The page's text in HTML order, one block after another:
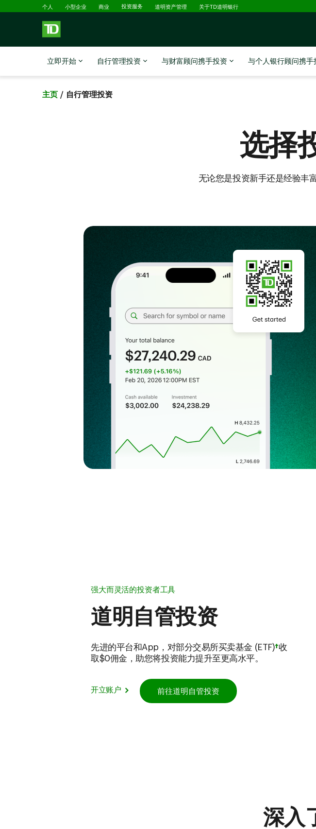
跳转到主要内容
个人 小型企业 商业 投资服务 已选择道明资产管理 关于TD道明银行
立即开始 自行管理投资 与财富顾问携手投资 与个人银行顾问携手
主页 自行管理投资
选择
无论您是投资新手还是经验丰
强大而灵活的投资者工具
道明自管投资
先进的平台和App，对部分交易所买卖基金 (ETF)†收
取$0佣金，助您将投资能力提升至更高水平。
开立账户 前往道明自管投资
深入